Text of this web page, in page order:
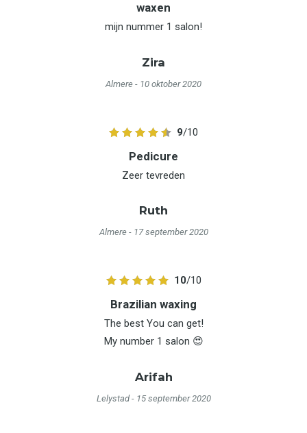
waxen
mijn nummer 1 salon!
Zira
Almere - 10 oktober 2020
9/10
Pedicure
Zeer tevreden
Ruth
Almere- 17 september 2020
10/10
Brazilian waxing
The best You can get!
My number 1 salon 😍
Arifah
Lelystad- 15 september 2020